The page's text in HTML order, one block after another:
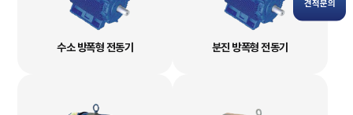
수소 방폭형 전동기 분진 방폭형 전동기
견적문의